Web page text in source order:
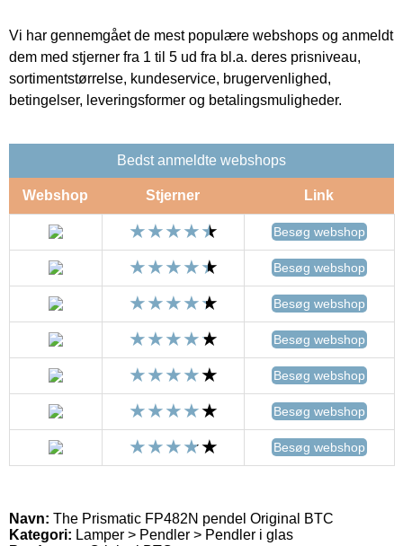
Vi har gennemgået de mest populære webshops og anmeldt
dem med stjerner fra 1 til 5 ud fra bl.a. deres prisniveau,
sortimentstørrelse, kundeservice, brugervenlighed,
betingelser, leveringsformer og betalingsmuligheder.
Bedst anmeldte webshops
Webshop Stjerner Link
Besøg webshop
Besøg webshop
Besøg webshop
Besøg webshop
Besøg webshop
Besøg webshop
Besøg webshop
Navn: The Prismatic FP482N pendel Original BTC
Kategori: Lamper > Pendler > Pendler i glas